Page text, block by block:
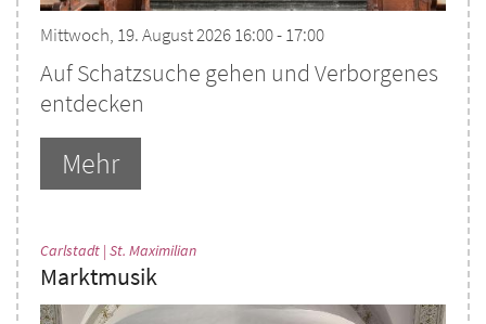
Mittwoch, 19. August 2026 16:00 - 17:00
Auf Schatzsuche gehen und Verborgenes
entdecken
Mehr
Carlstadt | St. Maximilian:
Marktmusik